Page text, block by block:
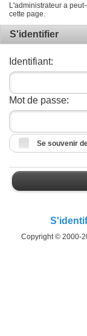
L'administrateur a
cette page.
S'identifier
Identifiant:
Mot de passe:
Se souvenir
Copyright © 2000-